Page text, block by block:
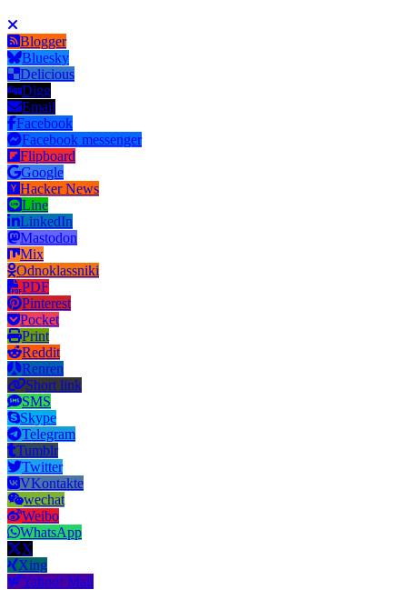
Blogger
Bluesky
Delicious
Digg
Email
Facebook
Facebook messenger
Flipboard
Google
Hacker News
Line
LinkedIn
Mastodon
Mix
Odnoklassniki
PDF
Pinterest
Pocket
Print
Reddit
Renren
Short link
SMS
Skype
Telegram
Tumblr
Twitter
VKontakte
wechat
Weibo
WhatsApp
X
Xing
Yahoo! Mail